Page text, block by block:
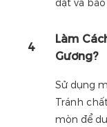
đặt và
4
Làm
Gương?
Sử dụng
Tránh
mòn để